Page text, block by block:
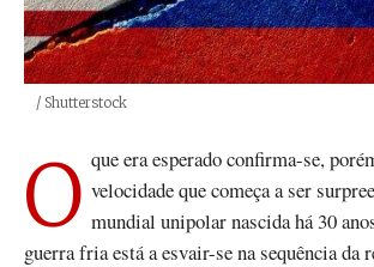
Créditos
/ Shutterstock
O que era esperado confirma-se, porém a uma velocidade que começa a ser
mundial unipolar nascida há 30
guerra fria está a esvair-se na sequência da